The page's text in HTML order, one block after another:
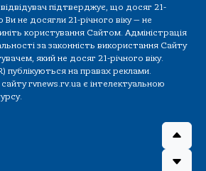
підтверджує, що досяг 21-
Ви не досягли 21-річного віку — не
користування Сайтом. Адміністрація
за законність використання Сайту
який не досяг 21-річного віку.
публікуються на правах реклами.
сайту rvnews.rv.ua є інтелектуальною